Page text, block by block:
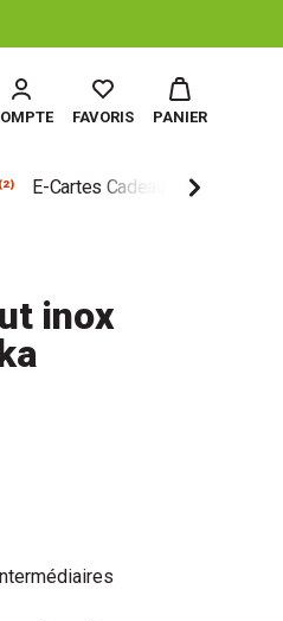
FAVORIS PANIER
E-Cartes Cadeau Marques
inox